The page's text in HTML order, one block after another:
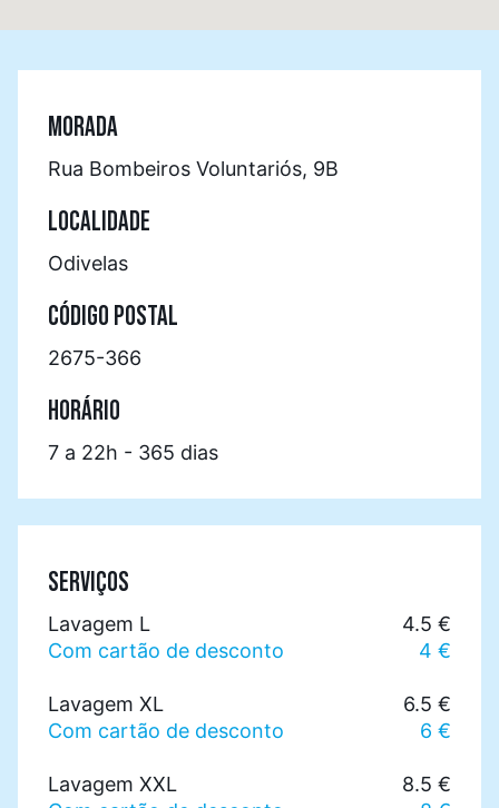
MORADA
Rua Bombeiros Voluntariós, 9B
LOCALIDADE
Odivelas
CÓDIGO POSTAL
2675-366
HORÁRIO
7 a 22h - 365 dias
SERVIÇOS
Lavagem L
4.5 €
Com cartão de desconto
4 €
Lavagem XL
6.5 €
Com cartão de desconto
6 €
Lavagem XXL
8.5 €